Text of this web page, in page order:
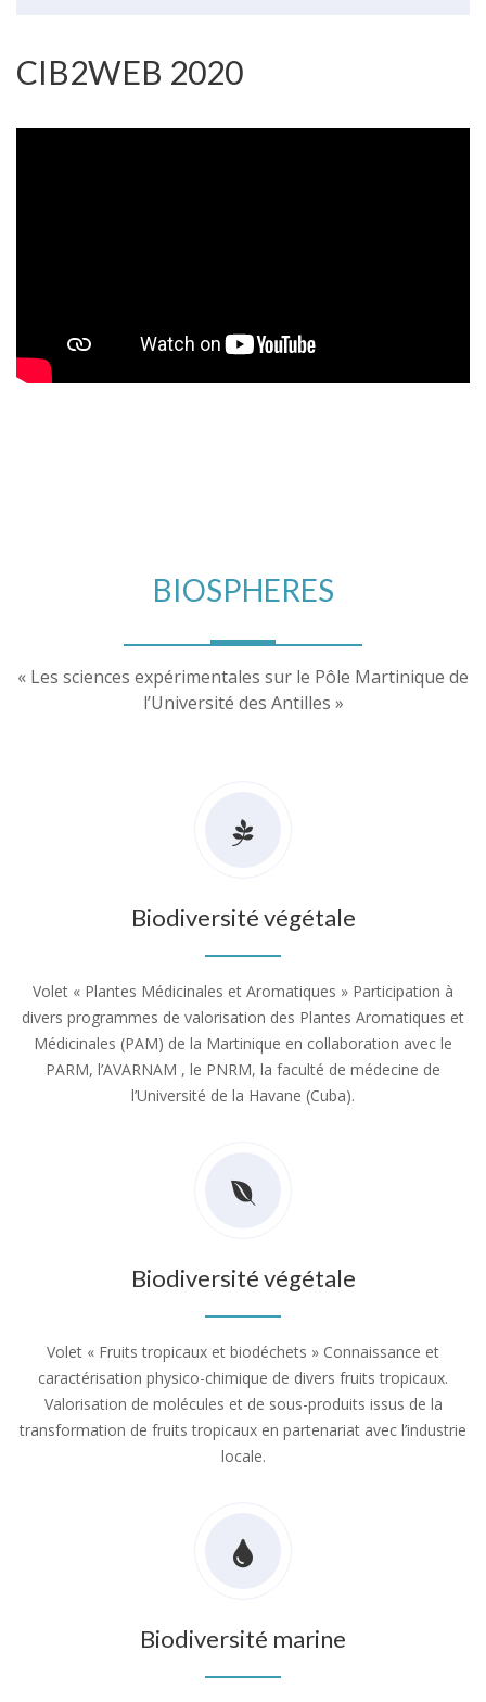
CIB2WEB 2020
BIOSPHERES
« Les sciences expérimentales sur le Pôle Martinique de
l’Université des Antilles »
Biodiversité végétale
Volet « Plantes Médicinales et Aromatiques » Participation à
divers programmes de valorisation des Plantes Aromatiques et
Médicinales (PAM) de la Martinique en collaboration avec le
PARM, l’AVARNAM , le PNRM, la faculté de médecine de
l’Université de la Havane (Cuba).
Biodiversité végétale
Volet « Fruits tropicaux et biodéchets » Connaissance et
caractérisation physico-chimique de divers fruits tropicaux.
Valorisation de molécules et de sous-produits issus de la
transformation de fruits tropicaux en partenariat avec l’industrie
locale.
Biodiversité marine